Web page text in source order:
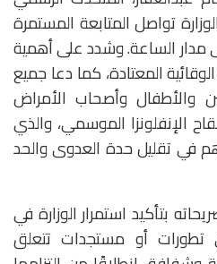
تواصل المتابعة المستمرة
مدار الساعة. وشدد على أهمية
المعتادة، كما دعا جميع
والأطفال وأصحاب الأمراض
الإنفلونزا الموسمي، والذي
في تقليل حدة العدوى والحد
بتأكيد استمرار الوزارة في
تطورات أو مستجدات تتعلق